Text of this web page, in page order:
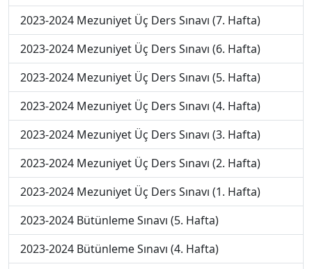
2023-2024 Mezuniyet Üç Ders Sınavı (7. Hafta)
2023-2024 Mezuniyet Üç Ders Sınavı (6. Hafta)
2023-2024 Mezuniyet Üç Ders Sınavı (5. Hafta)
2023-2024 Mezuniyet Üç Ders Sınavı (4. Hafta)
2023-2024 Mezuniyet Üç Ders Sınavı (3. Hafta)
2023-2024 Mezuniyet Üç Ders Sınavı (2. Hafta)
2023-2024 Mezuniyet Üç Ders Sınavı (1. Hafta)
2023-2024 Bütünleme Sınavı (5. Hafta)
2023-2024 Bütünleme Sınavı (4. Hafta)